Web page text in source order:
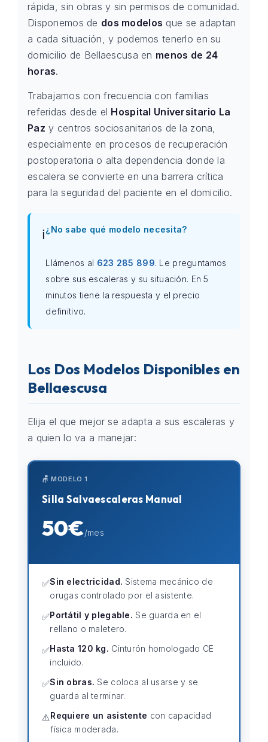
rápida, sin obras y sin permisos de comunidad.
Disponemos de dos modelos que se adaptan
a cada situación, y podemos tenerlo en su
domicilio de Bellaescusa en menos de 24
horas.
Trabajamos con frecuencia con familias
referidas desde el Hospital Universitario La
Paz y centros sociosanitarios de la zona,
especialmente en procesos de recuperación
postoperatoria o alta dependencia donde la
escalera se convierte en una barrera crítica
para la seguridad del paciente en el domicilio.
ℹ️¿No sabe qué modelo necesita?
Llámenos al 623 285 899. Le preguntamos
sobre sus escaleras y su situación. En 5
minutos tiene la respuesta y el precio
definitivo.
Los Dos Modelos Disponibles en
Bellaescusa
Elija el que mejor se adapta a sus escaleras y
a quien lo va a manejar:
🪑 MODELO 1
Silla Salvaescaleras Manual
50€/mes
✅Sin electricidad. Sistema mecánico de
orugas controlado por el asistente.
✅Portátil y plegable. Se guarda en el
rellano o maletero.
✅Hasta 120 kg. Cinturón homologado CE
incluido.
✅Sin obras. Se coloca al usarse y se
guarda al terminar.
⚠️Requiere un asistente con capacidad
física moderada.